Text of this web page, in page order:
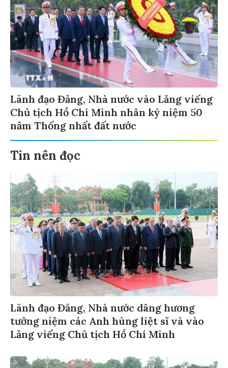
Lãnh đạo Đảng, Nhà nước vào Lăng viếng
Chủ tịch Hồ Chí Minh nhân kỷ niệm 50
năm Thống nhất đất nước
Tin nên đọc
Lãnh đạo Đảng, Nhà nước dâng hương
tưởng niệm các Anh hùng liệt sĩ và vào
Lăng viếng Chủ tịch Hồ Chí Minh